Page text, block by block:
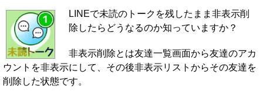
LINEで未読のトークを残したまま非表示削
除したらどうなるのか知っていますか？
非表示削除とは友達一覧画面から友達のアカ
ウントを非表示にして、その後非表示リストからその友達を
削除した状態です。